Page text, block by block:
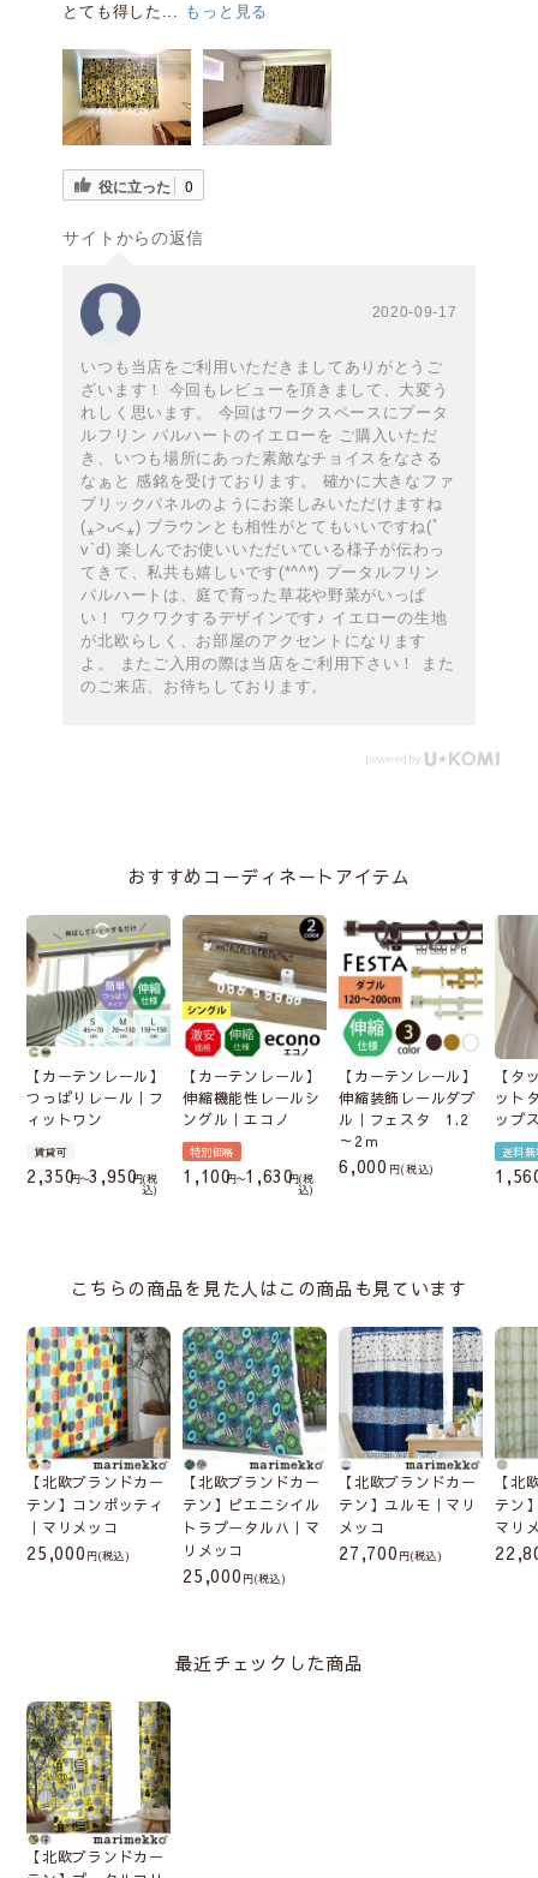
とても得した...
もっと見る
役に立った 0
サイトからの返信
2020-09-17
いつも当店をご利用いただきましてありがとうご
ざいます！ 今回もレビューを頂きまして、大変う
れしく思います。 今回はワークスペースにプータ
ルフリン パルハートのイエローを ご購入いただ
き、いつも場所にあった素敵なチョイスをなさる
なぁと 感銘を受けております。 確かに大きなファ
ブリックパネルのようにお楽しみいただけますね
(⁎˃ᴗ˂⁎) ブラウンとも相性がとてもいいですね(ﾟ
v`d) 楽しんでお使いいただいている様子が伝わっ
てきて、私共も嬉しいです(*^^*) プータルフリン
パルハートは、庭で育った草花や野菜がいっぱ
い！ ワクワクするデザインです♪ イエローの生地
が北欧らしく、お部屋のアクセントになります
よ。 またご入用の際は当店をご利用下さい！ また
のご来店、お待ちしております。
おすすめコーディネートアイテム
【カーテンレール】
つっぱりレール｜フ
ィットワン
賃貸可
2,350 〜3,950 税
込
【カーテンレール】
伸縮機能性レールシ
ングル｜エコノ
特別価格
1,100 〜1,630 税
込
【カーテンレール】
伸縮装飾レールダブ
ル｜フェスタ 1.2
～2ｍ
6,000 税込
【タ
ット
ップ
送料無
こちらの商品を見た人はこの商品も見ています
【北欧ブランドカー
テン】コンポッティ
｜マリメッコ
25,000 (税込)
【北欧ブランドカー
テン】ピエニシイル
トラプータルハ｜マ
リメッコ
25,000 (税込)
【北欧ブランドカー
テン】ユルモ｜マリ
メッコ
27,700 (税込)
【北
テン
マリ
最近チェックした商品
【北欧ブランドカー